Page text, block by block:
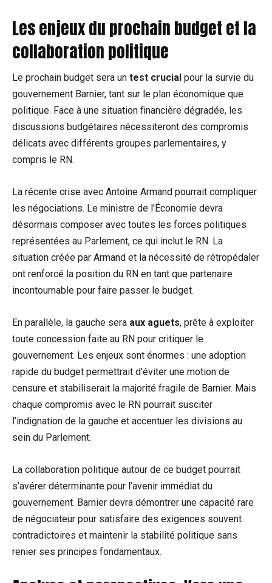
Les enjeux du prochain budget et la
collaboration politique
Le prochain budget sera un test crucial pour la survie du
gouvernement Barnier, tant sur le plan économique que
politique. Face à une situation financière dégradée, les
discussions budgétaires nécessiteront des compromis
délicats avec différents groupes parlementaires, y
compris le RN.
La récente crise avec Antoine Armand pourrait compliquer
les négociations. Le ministre de l’Économie devra
désormais composer avec toutes les forces politiques
représentées au Parlement, ce qui inclut le RN. La
situation créée par Armand et la nécessité de rétropédaler
ont renforcé la position du RN en tant que partenaire
incontournable pour faire passer le budget.
En parallèle, la gauche sera aux aguets, prête à exploiter
toute concession faite au RN pour critiquer le
gouvernement. Les enjeux sont énormes : une adoption
rapide du budget permettrait d’éviter une motion de
censure et stabiliserait la majorité fragile de Barnier. Mais
chaque compromis avec le RN pourrait susciter
l’indignation de la gauche et accentuer les divisions au
sein du Parlement.
La collaboration politique autour de ce budget pourrait
s’avérer déterminante pour l’avenir immédiat du
gouvernement. Barnier devra démontrer une capacité rare
de négociateur pour satisfaire des exigences souvent
contradictoires et maintenir la stabilité politique sans
renier ses principes fondamentaux.